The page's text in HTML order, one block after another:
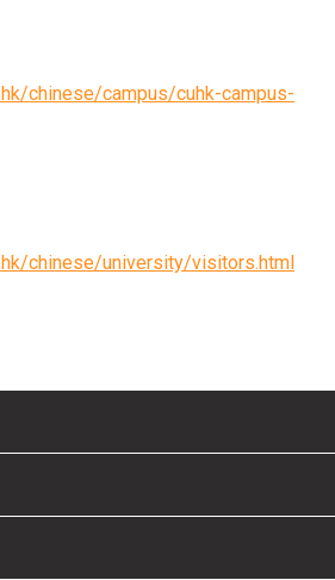
chinese/campus/cuhk-campus-
chinese/university/visitors.html